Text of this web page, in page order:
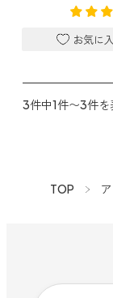
3件中1件〜3件を
TOP